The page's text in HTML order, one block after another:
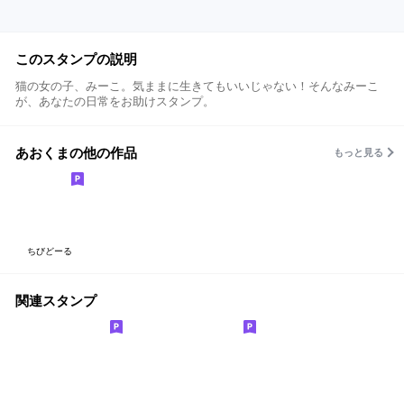
このスタンプの説明
猫の女の子、みーこ。気ままに生きてもいいじゃない！そんなみーこ
が、あなたの日常をお助けスタンプ。
あおくまの他の作品 もっと見る
ちびどーる
関連スタンプ